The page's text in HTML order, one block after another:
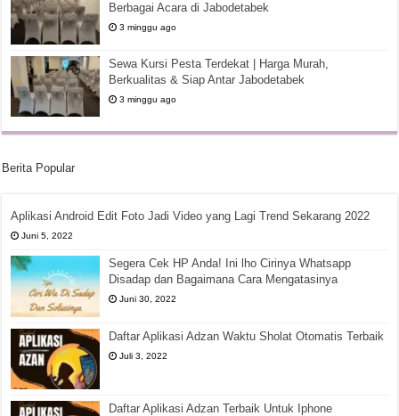
Berbagai Acara di Jabodetabek
3 minggu ago
Sewa Kursi Pesta Terdekat | Harga Murah,
Berkualitas & Siap Antar Jabodetabek
3 minggu ago
Berita Popular
Aplikasi Android Edit Foto Jadi Video yang Lagi Trend Sekarang 2022
Juni 5, 2022
Segera Cek HP Anda! Ini lho Cirinya Whatsapp
Disadap dan Bagaimana Cara Mengatasinya
Juni 30, 2022
Daftar Aplikasi Adzan Waktu Sholat Otomatis Terbaik
Juli 3, 2022
Daftar Aplikasi Adzan Terbaik Untuk Iphone